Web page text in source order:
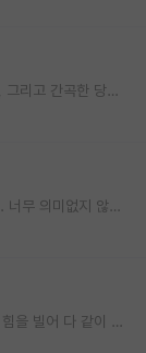
동서 랩노비를 모두 겪어온 사람이 보는 한국의 워라밸, 그리고 간곡한 당부의 말씀
대학원 진학 가능할까요?’ 라고 물어보는 이런 질문들… 너무 의미없지 않나요?
후배들의 진로 선택과 균형된 정보 획득을 위해 익명의 힘을 빌어 다 같이 연봉 공개 타임 한번 갖는 것 어때요?